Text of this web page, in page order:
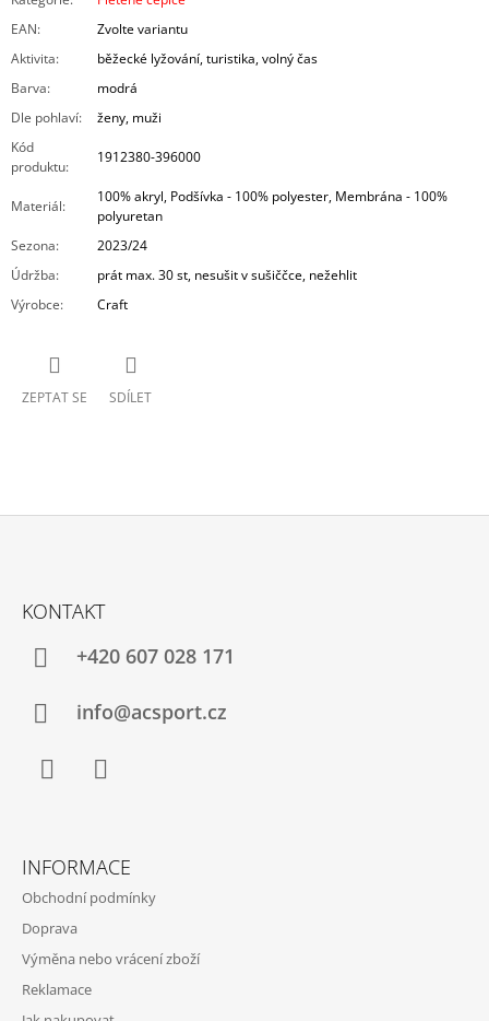
EAN:
Zvolte variantu
Aktivita:
běžecké lyžování, turistika, volný čas
Barva:
modrá
Dle pohlaví:
ženy, muži
Kód
produktu:
1912380-396000
Materiál:
100% akryl, Podšívka - 100% polyester, Membrána - 100%
polyuretan
Sezona:
2023/24
Údržba:
prát max. 30 st, nesušit v sušiččce, nežehlit
Výrobce: Craft
ZEPTAT SE SDÍLET
KONTAKT
+420 607 028 171
info@acsport.cz
INFORMACE
Obchodní podmínky
Doprava
Výměna nebo vrácení zboží
Reklamace